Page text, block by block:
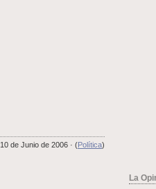
10 de Junio de 2006 · (Política)
La